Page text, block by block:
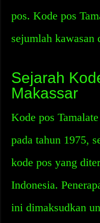
pos. Kode pos
sejumlah kawasan
Sejarah
Makassar
Kode pos
pada tahun 1975,
kode pos yang
Indonesia.
ini dimaksudkan